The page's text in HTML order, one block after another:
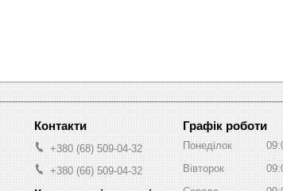
+380 (68) 509-04-32
+380 (66) 509-04-32
Графік роботи
Понеділок
Вівторок